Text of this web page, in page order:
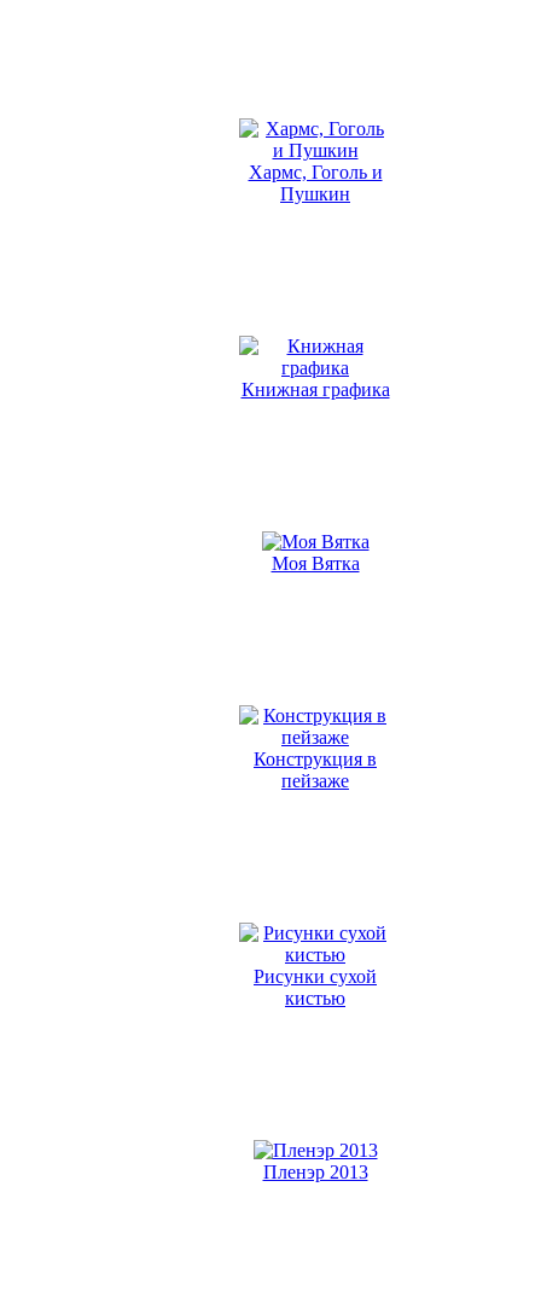
Хармс, Гоголь и
Пушкин
Книжная графика
Моя Вятка
Конструкция в
пейзаже
Рисунки сухой
кистью
Пленэр 2013